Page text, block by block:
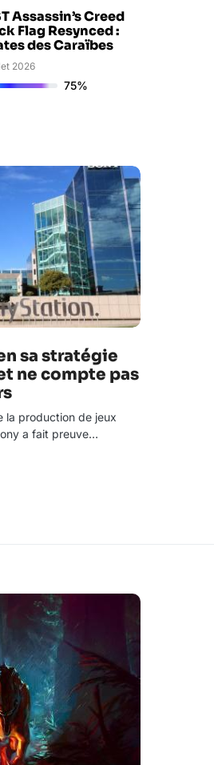
Assassin’s Creed
Flag Resynced :
des Caraïbes
2026
75%
sa stratégie
ne compte pas
la production de jeux
a fait preuve…